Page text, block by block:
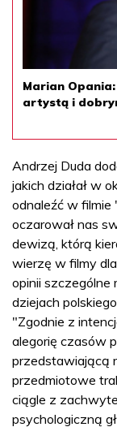
Marian Opania:
artystą i
Andrzej Duda
jakich działał w
odnaleźć w filmie
oczarował nas
dewizą, którą
wierzę w filmy
opinii szczególne
dziejach
"Zgodnie z
alegorię czasów
przedstawiającą
przedmiotowe
ciągle z
psychologiczną